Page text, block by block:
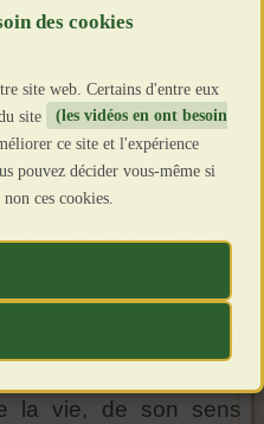
millénaire. Avec
et fondement de la
ont fusionné dans
millénaire».
ne peuvent pas être
impériales en
contraire, Chinois et
la vie, de son sens
site web. Certains d'entre eux
site
(les vidéos en ont besoin
ce site et l'expérience
pouvez décider vous-même si
ces cookies.